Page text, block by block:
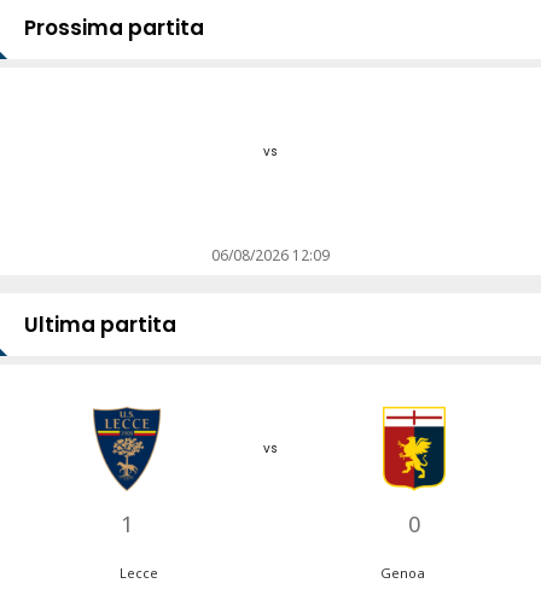
Prossima partita
vs
06/08/2026 12:09
Ultima partita
1
vs
0
Lecce Genoa